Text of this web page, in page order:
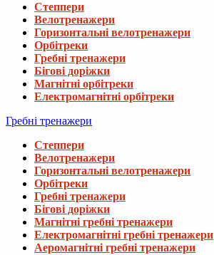
Степпери
Велотренажери
Горизонтальні велотренажери
Орбітреки
Гребні тренажери
Бігові доріжки
Магнітні орбітреки
Електромагнітні орбітреки
Гребні тренажери
Степпери
Велотренажери
Горизонтальні велотренажери
Орбітреки
Гребні тренажери
Бігові доріжки
Магнітні гребні тренажери
Електромагнітні гребні тренажери
Аеромагнітні гребні тренажери